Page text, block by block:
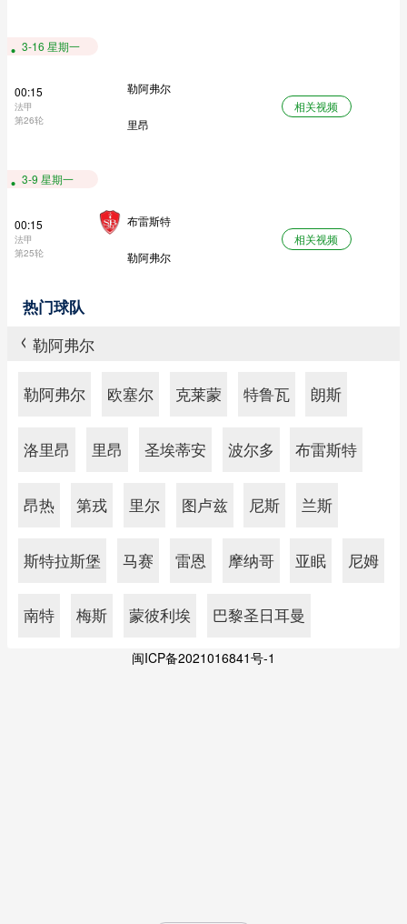
3-16 星期一
00:15
法甲
第26轮
勒阿弗尔
里昂
相关视频
3-9 星期一
00:15
法甲
第25轮
布雷斯特
勒阿弗尔
相关视频
热门球队
> 勒阿弗尔
勒阿弗尔 欧塞尔 克莱蒙 特鲁瓦 朗斯
洛里昂 里昂 圣埃蒂安 波尔多 布雷斯特
昂热 第戎 里尔 图卢兹 尼斯 兰斯
斯特拉斯堡 马赛 雷恩 摩纳哥 亚眠 尼姆
南特 梅斯 蒙彼利埃 巴黎圣日耳曼
闽ICP备2021016841号-1